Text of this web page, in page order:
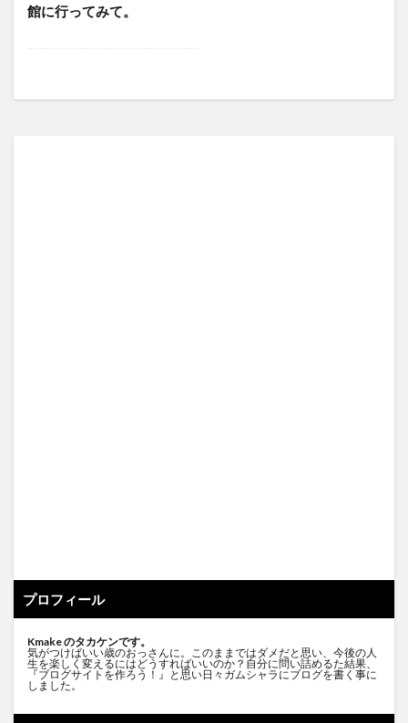
館に行ってみて。
プロフィール
Kmake のタカケンです。
気がつけばいい歳のおっさんに。このままではダメだと思い、今後の人
生を楽しく変えるにはどうすればいいのか？自分に問い詰めるた結果、
『ブログサイトを作ろう！』と思い日々ガムシャラにブログを書く事に
しました。